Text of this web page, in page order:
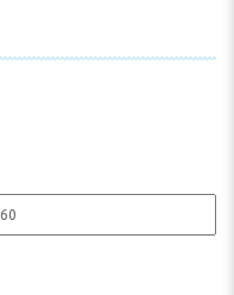
Precio máximo